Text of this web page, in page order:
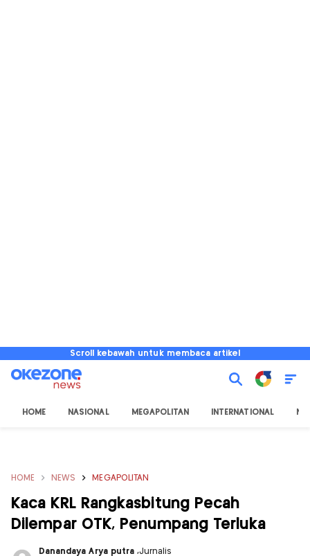
Scroll kebawah untuk membaca artikel
HOME NASIONAL MEGAPOLITAN INTERNATIONAL
HOME NEWS MEGAPOLITAN
Kaca KRL Rangkasbitung Pecah
Dilempar OTK, Penumpang Terluka
Danandaya Arya putra,Jurnalis